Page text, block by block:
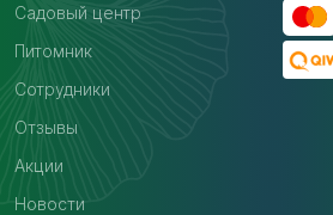
Садовый центр
Питомник
Сотрудники
Отзывы
Акции
Новости